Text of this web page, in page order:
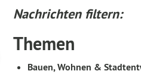
Nachrichten filtern:
Themen
Bauen, Wohnen &